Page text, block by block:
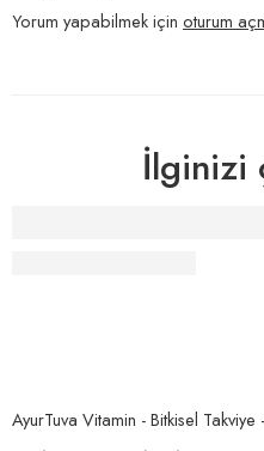
Yorum yapabilmek için oturum
İlginizi
AyurTuva Vitamin - Bitkisel